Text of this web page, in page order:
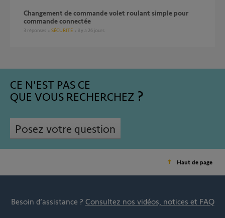
Changement de commande volet roulant simple pour
commande connectée
3 réponses SÉCURITÉ il y a 26 jours
CE N'EST PAS CE
QUE VOUS RECHERCHEZ
Posez votre question
Haut de page
Besoin d’assistance ? Consultez nos vidéos, notices et FAQ